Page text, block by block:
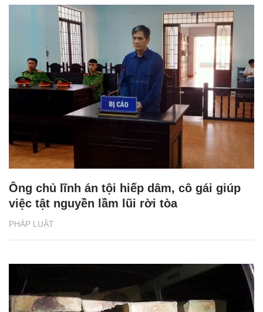
PHÁP LUẬT
Ông chủ lĩnh án tội hiếp dâm, cô gái giúp
việc tật nguyền lầm lũi rời tòa